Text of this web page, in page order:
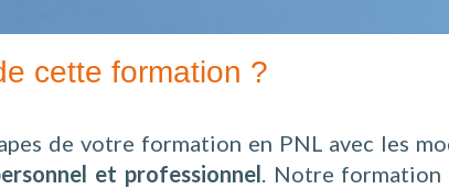
cette formation ?
de votre formation en PNL avec les
et professionnel . Notre formation